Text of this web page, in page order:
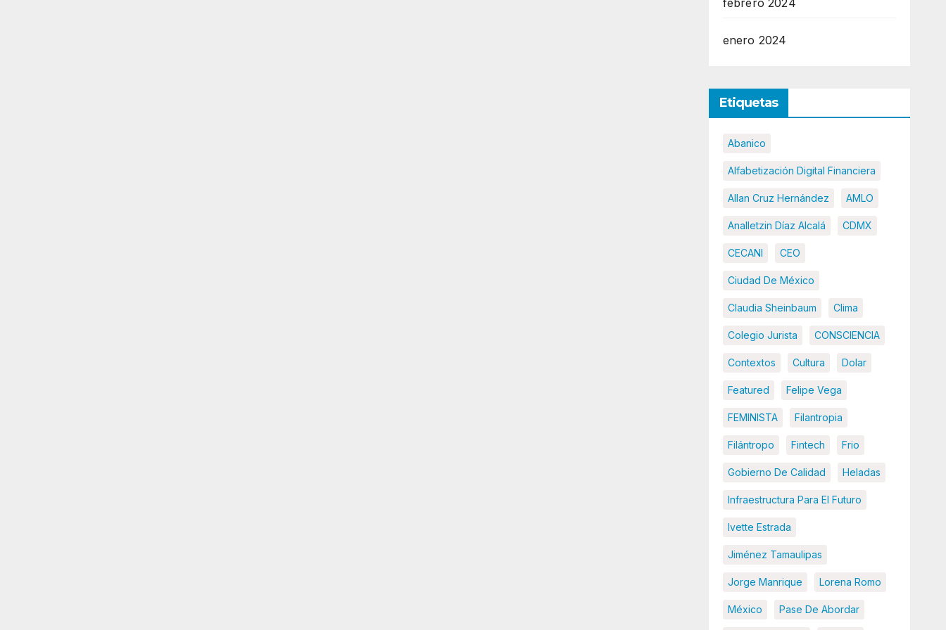
febrero 2024
enero 2024
Etiquetas
Abanico
Alfabetización Digital Financiera
Allan Cruz Hernández AMLO
Analletzin Díaz Alcalá CDMX
CECANI CEO
Ciudad De México
Claudia Sheinbaum Clima
Colegio Jurista CONSCIENCIA
Contextos Cultura Dolar
Featured Felipe Vega
FEMINISTA Filantropia
Filántropo Fintech Frio
Gobierno De Calidad Heladas
Infraestructura Para El Futuro
Ivette Estrada
Jiménez Tamaulipas
Jorge Manrique Lorena Romo
México Pase De Abordar